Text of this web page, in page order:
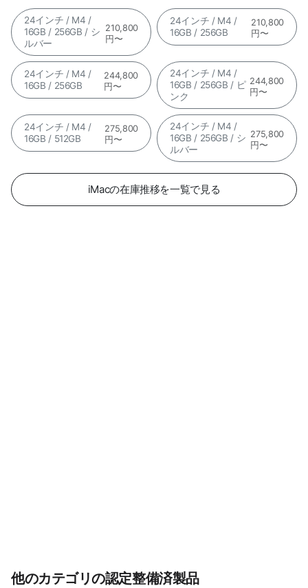
24インチ / M4 /
16GB / 256GB / シ
ルバー
210,800
円〜
24インチ / M4 /
16GB / 256GB
210,800
円〜
24インチ / M4 /
16GB / 256GB
244,800
円〜
24インチ / M4 /
16GB / 256GB / ピ
ンク
244,800
円〜
24インチ / M4 /
16GB / 512GB
275,800
円〜
24インチ / M4 /
16GB / 256GB / シ
ルバー
275,800
円〜
iMacの在庫推移を一覧で見る
他のカテゴリの認定整備済製品